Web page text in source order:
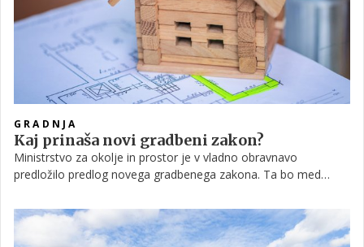
GRADNJA
Kaj prinaša novi gradbeni zakon?
Ministrstvo za okolje in prostor je v vladno obravnavo
predložilo predlog novega gradbenega zakona. Ta bo med
pravico do spoštovanja doma ter uvedel določene spremembe
in novosti, da bi bili postopki enostavnejši in hitrejši.